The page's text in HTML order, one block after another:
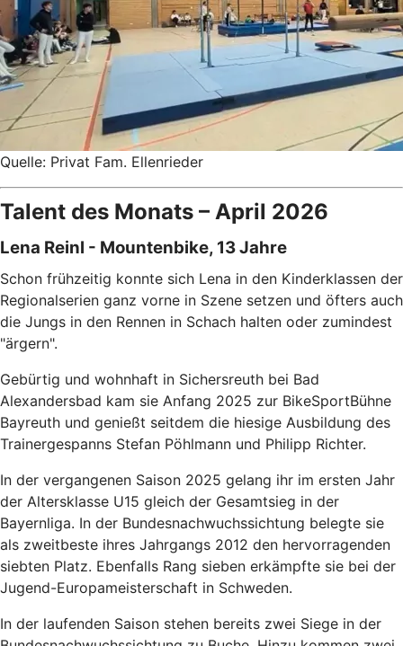
Quelle: Privat Fam. Ellenrieder
Talent des Monats – April 2026
Lena Reinl - Mountenbike, 13 Jahre
Schon frühzeitig konnte sich Lena in den Kinderklassen der
Regionalserien ganz vorne in Szene setzen und öfters auch
die Jungs in den Rennen in Schach halten oder zumindest
"ärgern".
Gebürtig und wohnhaft in Sichersreuth bei Bad
Alexandersbad kam sie Anfang 2025 zur BikeSportBühne
Bayreuth und genießt seitdem die hiesige Ausbildung des
Trainergespanns Stefan Pöhlmann und Philipp Richter.
In der vergangenen Saison 2025 gelang ihr im ersten Jahr
der Altersklasse U15 gleich der Gesamtsieg in der
Bayernliga. In der Bundesnachwuchssichtung belegte sie
als zweitbeste ihres Jahrgangs 2012 den hervorragenden
siebten Platz. Ebenfalls Rang sieben erkämpfte sie bei der
Jugend-Europameisterschaft in Schweden.
In der laufenden Saison stehen bereits zwei Siege in der